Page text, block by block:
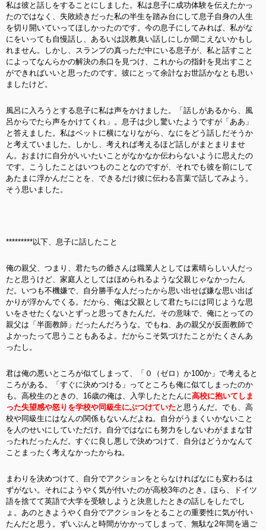
私は彼と話しをすることにしました。私は息子に成功体験を伝えたかっ
たのではなく、失敗続きだった私の半生を踏み台にして息子自身の人生
を切り開いていってほしかったのです。今の息子にしてみれば、私がな
にをいっても自慢話し、あるいは説教臭い話しにしか聞こえないかもし
れません。しかし、スランプの真っただ中にいる息子が、私と話すこと
によってなんらかの解決の糸口を見つけ、これからの指針を見出すこと
ができればいいと思ったのです。彼にとって余計なお世話かなとも思い
ましたけど。
風呂に入ろうとする息子に私は声をかけました。「話しがあるから、風
呂からでたら声をかけてくれ」。息子は少し驚いたようですが「ああ」
と答えました。私はベットに横になりながら、なにをどう話しだそうか
と考えていました。しかし、考えれば考えるほど話しがまとまりませ
ん。おまけに自分がいいたいことがなかなか伝わらないように思えたの
です。こうしたことはいつものことなのですが、それでも彼を前にして
あたまに浮かんだことを、できるだけ彼に伝わる言葉で話してみよう。
そう思いました。
*********以下、息子に話したこと
俺の親父、つまり、君たちの爺さんは職業人としては素晴らしい人だっ
たと思うけど、家庭人としてはほめられるような父親じゃなかったん
だ。いつも不機嫌で、自分勝手な人だったから思い出せば嫌な思い出ば
かりが浮かんでくる。だから、俺は父親として君たちには同じような思
いをさせたくないとずっと思ってきたんだ。その意味で、俺にとっての
親父は「半面教師」だったんだろうな。でもね、あの親父が反面教師で
よかったって思うこともあるよ。だからこそ気づけたことがたくさんあ
ったし。
君は俺の悪いところが似てしまって、「０（ゼロ）か100か」で考えると
ころがある。「すぐに決めつける」ってところも俺に似てしまったのか
も。高校生のときの、16歳の俺は、入学したとたんに高校に抱いてしま
った失望感や怒りを学校や同級生にぶつけていた と思うんだ。でも、高
校や同級生にはなんの関係もないんだよね。自分がうまくいかないこと
を人のせいにしていただけ。自分ではなにも努力をしないわがままな甘
ったれだったんだ。すぐに良し悪しで決めつけて、自分はどうかなんて
ことまったく考えなかったからね。
まわりを決めつけて、自分でアクションをとらなければなにも変わるは
ずがない。それにようやく気が付いたのが高校3年のとき。ほら、ドイツ
語を捨てて英語で大学を受験しようと決意したときの話しをしたでし
ょ。あのときようやく自分でアクションをとることの重要性に気が付い
たんだと思う。ずいぶんと時間がかかってしまって、無駄な2年間を過ご